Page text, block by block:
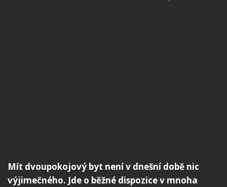
Mít dvoupokojový byt není v dnešní době nic
výjimečného. Jde o běžné dispozice v mnoha